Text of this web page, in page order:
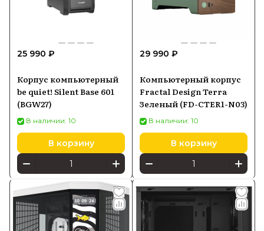
25 990 ₽
Корпус компьютерный
be quiet! Silent Base 601
(BGW27)
В наличии: 10
В корзину
29 990 ₽
Компьютерный корпус
Fractal Design Terra
Зеленый (FD-CTER1-N03)
В наличии: 10
В корзину